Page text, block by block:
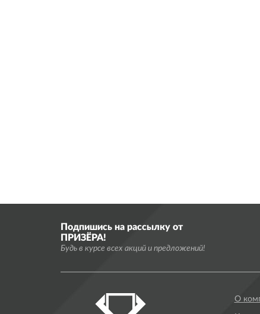
Подпишись на рассылку от
ПРИЗЁРА!
Будь в курсе всех акций и предложений!
О